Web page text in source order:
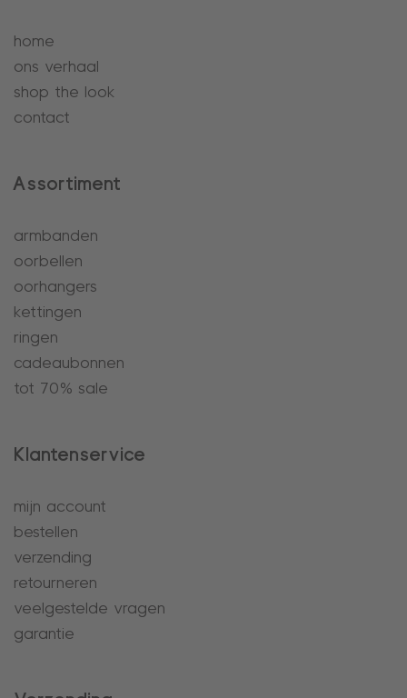
home
ons verhaal
shop the look
contact
Assortiment
armbanden
oorbellen
oorhangers
kettingen
ringen
cadeaubonnen
tot 70% sale
Klantenservice
mijn account
bestellen
verzending
retourneren
veelgestelde vragen
garantie